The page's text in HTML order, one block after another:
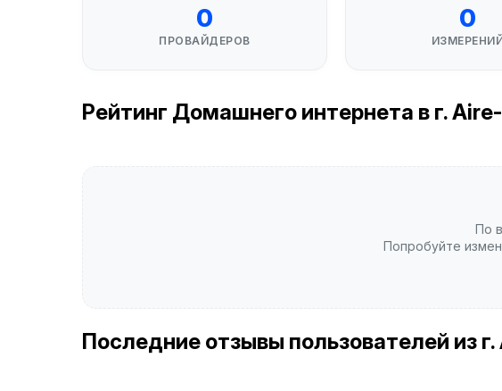
0
ПРОВАЙДЕРОВ
0
Рейтинг Домашнего интернета в г.
По
Попробуйте
Последние отзывы пользователей из